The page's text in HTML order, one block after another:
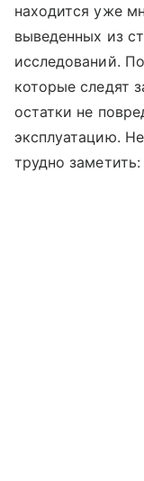
находится уже
выведенных из
исследований.
которые следят
остатки не
эксплуатацию.
трудно